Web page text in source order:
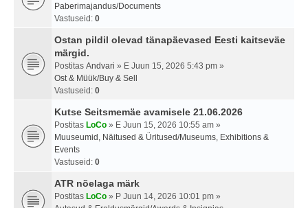
Paberimajandus/Documents
Vastuseid: 0
Ostan pildil olevad tänapäevased Eesti kaitseväe
märgid.
Postitas Andvari » E Juun 15, 2026 5:43 pm »
Ost & Müük/Buy & Sell
Vastuseid: 0
Kutse Seitsmemäe avamisele 21.06.2026
Postitas LoCo » E Juun 15, 2026 10:55 am »
Muuseumid, Näitused & Üritused/Museums, Exhibitions &
Events
Vastuseid: 0
ATR nõelaga märk
Postitas LoCo » P Juun 14, 2026 10:01 pm »